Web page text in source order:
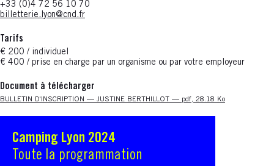
+33 (0)4 72 56 10 70
billetterie.lyon@cnd.fr
Tarifs
€ 200 / individuel
€ 400 / prise en charge par un organisme ou par votre employeur
Document à télécharger
Nouvelle fenêtre
BULLETIN D'INSCRIPTION — JUSTINE BERTHILLOT — pdf, 28.18 Ko
Camping Lyon 2024
Toute la programmation
S'ouvre dans une nouvelle fenêtre